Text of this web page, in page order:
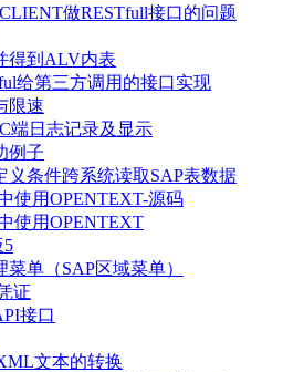
做RESTfull接口的问题
得到ALV内表
给第三方调用的接口实现
限速
端日志记录及显示
例子
义条件跨系统读取SAP表数据
使用OPENTEXT-源码
使用OPENTEXT
5
单（SAP区域菜单）
证
接口
文本的转换